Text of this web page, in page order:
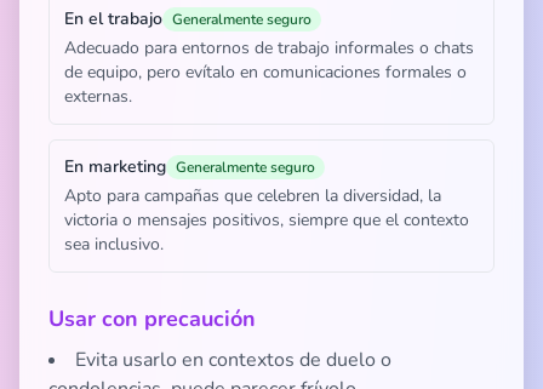
En el trabajo Generalmente seguro
Adecuado para entornos de trabajo informales o chats
de equipo, pero evítalo en comunicaciones formales o
externas.
En marketing Generalmente seguro
Apto para campañas que celebren la diversidad, la
victoria o mensajes positivos, siempre que el contexto
sea inclusivo.
Usar con precaución
Evita usarlo en contextos de duelo o